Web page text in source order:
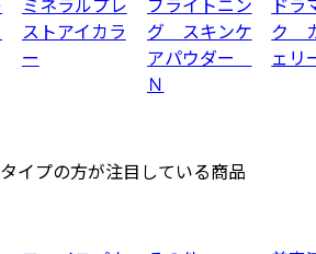
ストアイカラ
ー
グ スキンケ
アパウダー
Ｎ
ク
ェ
イプの方が注目している商品